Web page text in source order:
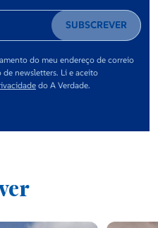
SUBSCREVER
do meu endereço de correio
newsletters. Li e aceito
do A Verdade.